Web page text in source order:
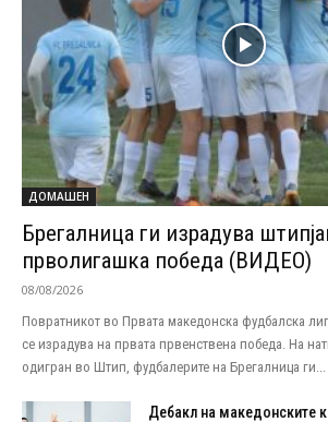
ДОМАШЕН
Брегалница ги израдува
прволигашка победа (ВИДЕО)
08/08/2026
Повратникот во Првата македонска фудбалска
се израдува на првата првенствена победа. На
одигран во Штип, фудбалерите на Брегалница ги...
Дебакл на македонските